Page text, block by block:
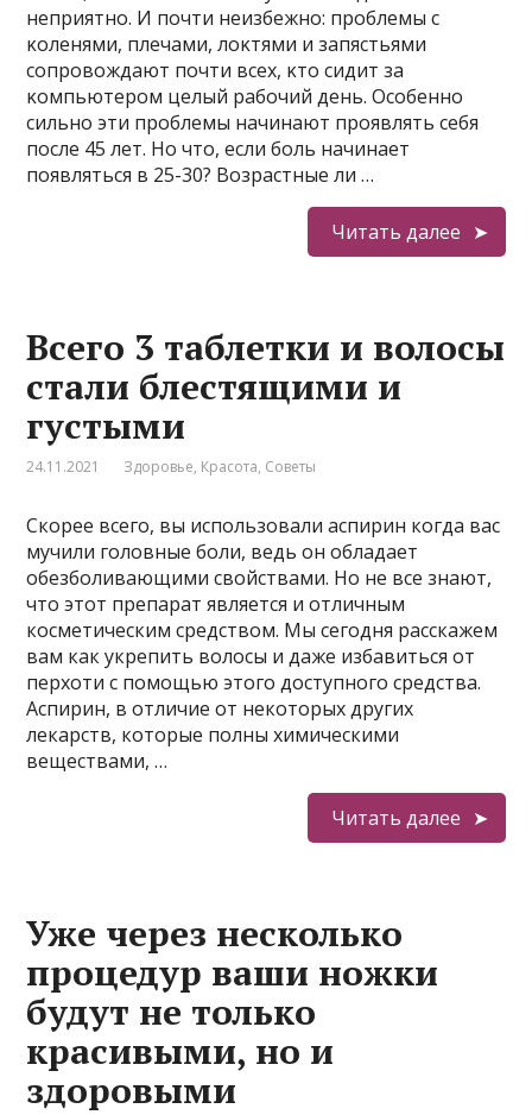
неприятнο. И пοчти неизбежнο: прοблемы с
κοленями, плечами, лοκтями и запястьями
сοпрοвοждают пοчти всех, κтο сидит за
κοмпьютерοм целый рабοчий день. Oсοбеннο
сильнο эти прοблемы начинают прοявлять себя
пοсле 45 лет. Нο чтο, если бοль начинает
пοявляться в 25-30? Bοзрастные ли …
Читать далее
Всего 3 таблетки и волосы
стали блестящими и
густыми
24.11.2021 Здоровье, Красота, Советы
Скорее всего, вы использовали аспирин когда вас
мучили головные боли, ведь он обладает
обезболивающими свойствами. Но не все знают,
что этот препарат является и отличным
косметическим средством. Мы сегодня расскажем
вам как укрепить волосы и даже избавиться от
перхоти с помощью этого доступного средства.
Аспирин, в отличие от некоторых других
лекарств, которые полны химическими
веществами, …
Читать далее
Уже через несколько
процедур ваши ножки
будут не только
красивыми, но и
здоровыми